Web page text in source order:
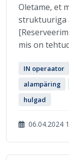
Oletame, et
struktuuriga
mis on
IN operaator
alampäring
hulgad
06.04.2024